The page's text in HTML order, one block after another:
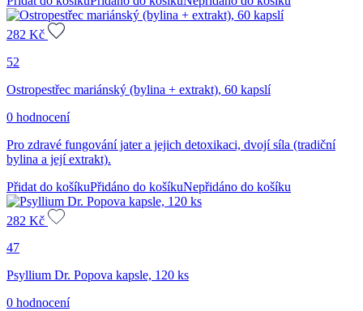
282 Kč
52
Ostropestřec mariánský (bylina + extrakt), 60 kapslí
0 hodnocení
Pro zdravé fungování jater a jejich detoxikaci, dvojí síla (tradiční
bylina a její extrakt).
Přidat do košíkuPřidáno do košíkuNepřidáno do košíku
282 Kč
47
Psyllium Dr. Popova kapsle, 120 ks
0 hodnocení